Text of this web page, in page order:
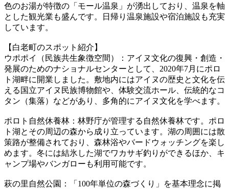
色のお湯が特徴の「モール温泉」が湧出しており、温泉を軸
とした観光業も盛んです。日帰り温泉施設や宿泊施設も充実
しています。
【白老町のスポット紹介】
ウポポイ（民族共生象徴空間）：アイヌ文化の復興・創造・
発展のためのナショナルセンターとして、2020年7月にポロ
ト湖畔に開業しました。敷地内にはアイヌの歴史と文化を伝
える国立アイヌ民族博物館や、体験交流ホール、伝統的なコ
タン（集落）などがあり、多角的にアイヌ文化を学べます。
ポロト自然休養林：林野庁が管理する自然休養林です。ポロ
ト湖とその周辺の森から成り立っています。湖の周囲には散
策路が整備されており、森林浴やバードウォッチングを楽し
めます。冬には結氷した湖でワカサギ釣りができるほか、キ
ャンプ場やバンガローも利用可能です。
萩の里自然公園：「100年単位の森づくり」を基本理念に掲